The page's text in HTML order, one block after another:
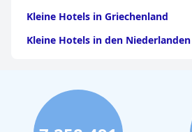
Kleine Hotels in Griechenland
Kleine Hotels in den Niederlanden
Kleine Hotels in der Türkei
Kleine Hotels in Bayern